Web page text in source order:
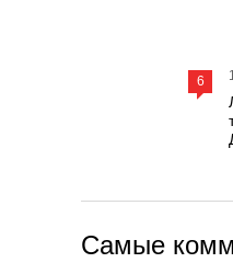
6
Самые